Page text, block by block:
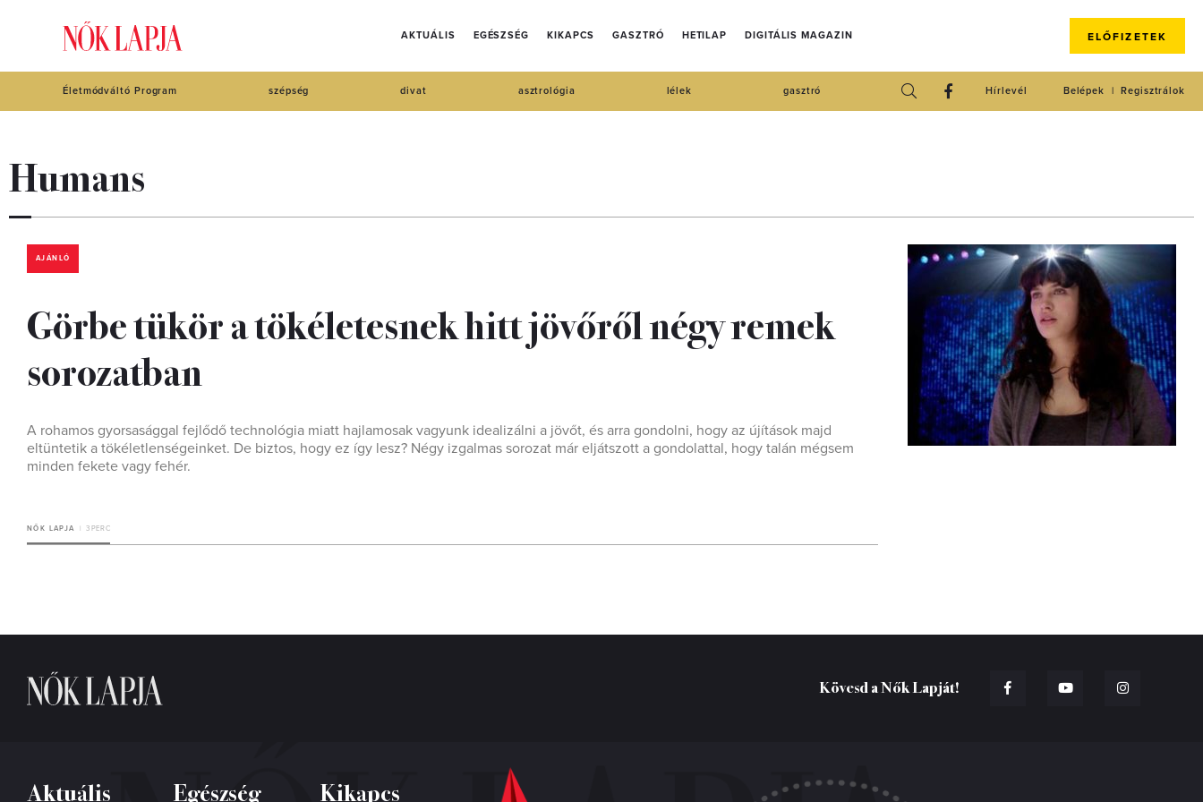
AKTUÁLIS EGÉSZSÉG KIKAPCS GASZTRÓ HETILAP DIGITÁLIS MAGAZIN ELŐFIZETEK
Életmódváltó Program szépség divat asztrológia lélek gasztró Regisztrálok
Belépek
Hírlevél
Humans
AJÁNLÓ
Görbe tükör a tökéletesnek hitt jövőről négy remek
sorozatban
A rohamos gyorsasággal fejlődő technológia miatt hajlamosak vagyunk idealizálni a jövőt, és arra gondolni, hogy az újítások majd
eltüntetik a tökéletlenségeinket. De biztos, hogy ez így lesz? Négy izgalmas sorozat már eljátszott a gondolattal, hogy talán mégsem
minden fekete vagy fehér.
NŐK LAPJA 3 PERC
Kövesd a Nők Lapját!
Aktuális Egészség Kikapcs